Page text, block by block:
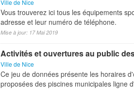
Ville de Nice
Vous trouverez ici tous les équipements
adresse et leur numéro de téléphone.
Mise à jour: 17 Mai 2019
Activités et ouvertures au public
Ville de Nice
Ce jeu de données présente les horaires
proposées des piscines municipales ligne